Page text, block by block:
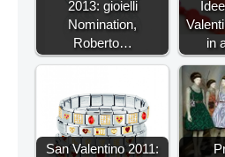
2013: gioielli
Nomination,
Roberto…
in
San Valentino 2011: